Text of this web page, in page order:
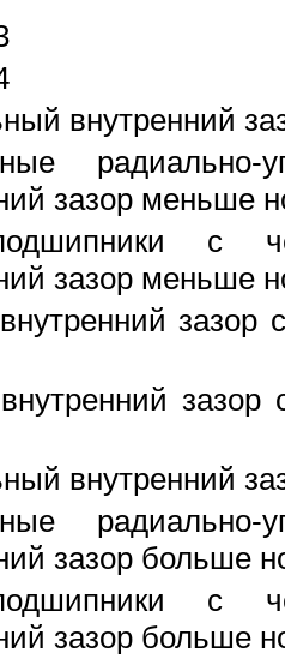
внутренний
радиально-
зазор меньше
с
зазор меньше
зазор
зазор
внутренний
радиально-
зазор больше
с
зазор больше